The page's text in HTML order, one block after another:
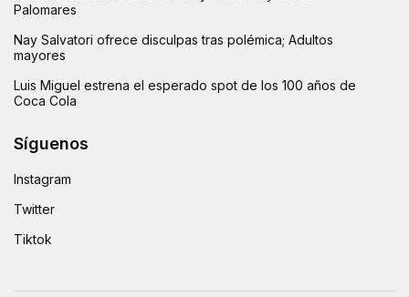
Palomares
Nay Salvatori ofrece disculpas tras polémica; Adultos
mayores
Luis Miguel estrena el esperado spot de los 100 años de
Coca Cola
Síguenos
Instagram
Twitter
Tiktok